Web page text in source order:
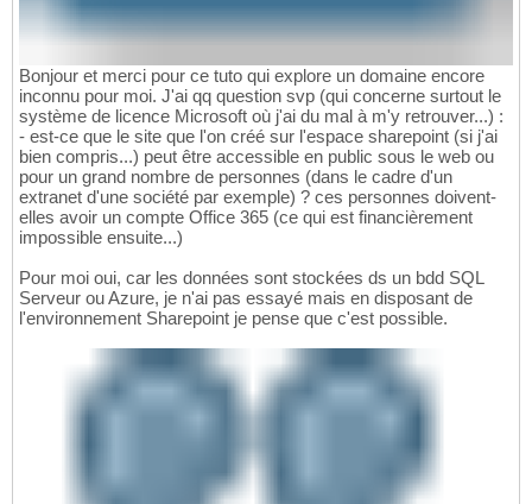
Bonjour et merci pour ce tuto qui explore un domaine encore
inconnu pour moi. J'ai qq question svp (qui concerne surtout le
système de licence Microsoft où j'ai du mal à m'y retrouver...) :
- est-ce que le site que l'on créé sur l'espace sharepoint (si j'ai
bien compris...) peut être accessible en public sous le web ou
pour un grand nombre de personnes (dans le cadre d'un
extranet d'une société par exemple) ? ces personnes doivent-
elles avoir un compte Office 365 (ce qui est financièrement
impossible ensuite...)
Pour moi oui, car les données sont stockées ds un bdd SQL
Serveur ou Azure, je n'ai pas essayé mais en disposant de
l'environnement Sharepoint je pense que c'est possible.